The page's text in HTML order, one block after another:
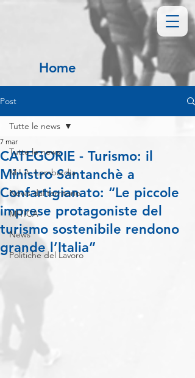
Home
Post
Tutte le news
M.I.A. Lombardia
News dal territorio
MITICA
News
Politiche del Lavoro
Tutte le news
CATEGORIE - Turismo: il
Ministro Santanchè a
Confartigianato: “Le piccole
imprese protagoniste del
turismo sostenibile rendono
grande l’Italia”
7 mar